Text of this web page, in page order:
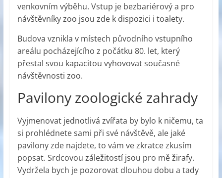
venkovním výběhu. Vstup je bezbariérový a pro
návštěvníky zoo jsou zde k dispozici i toalety.
Budova vznikla v místech původního vstupního
areálu pocházejícího z počátku 80. let, který
přestal svou kapacitou vyhovovat současné
návštěvnosti zoo.
Pavilony zoologické zahrady
Vyjmenovat jednotlivá zvířata by bylo k ničemu, ta
si prohlédnete sami při své návštěvě, ale jaké
pavilony zde najdete, to vám ve zkratce zkusím
popsat. Srdcovou záležitostí jsou pro mě žirafy.
Vydržela bych je pozorovat dlouhou dobu a tady